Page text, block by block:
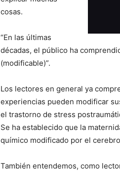
cosas.
“En las últimas
décadas, el público ha
(modificable)”.
Los lectores en general ya
experiencias pueden modificar
el trastorno de stress
Se ha establecido que la
químico modificado por el
También entendemos, como